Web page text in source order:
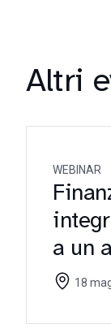
Altri
WEBINAR
a un
Linee
18